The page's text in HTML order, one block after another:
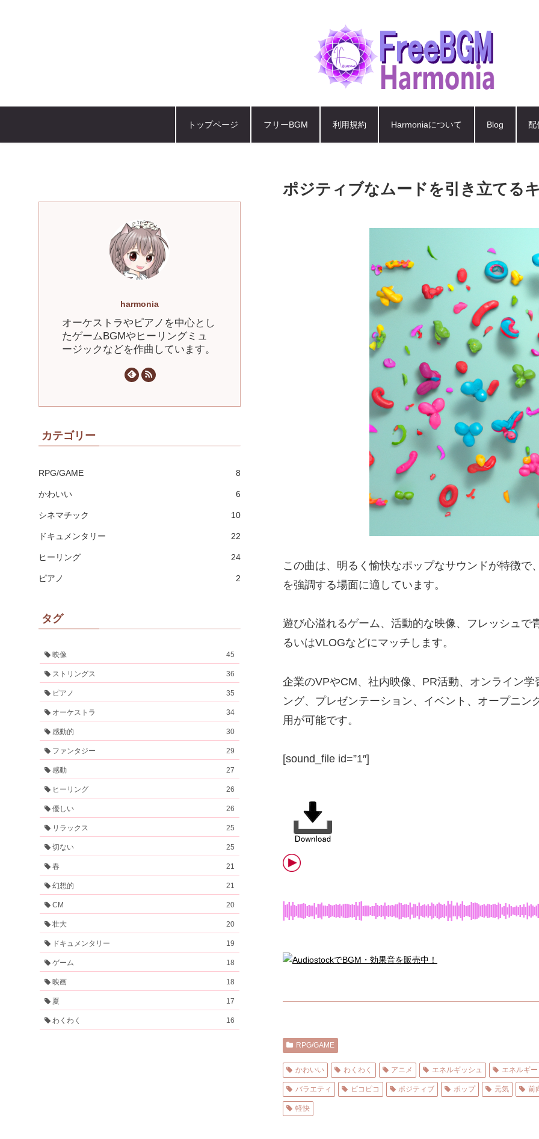
トップページ フリーBGM 利用規約 Harmoniaについて Blog 配
ポジティブなムードを引き立てる
この曲は、明るく愉快なポップなサウンドが特徴
を強調する場面に適しています。
遊び心溢れるゲーム、活動的な映像、フレッシュで
るいはVLOGなどにマッチします。
企業のVPやCM、社内映像、PR活動、オンライン
ング、プレゼンテーション、イベント、オープニン
用が可能です。
[sound_file id=”1″]
RPG/GAME
かわいい わくわく アニメ エネルギッシュ エネルギー
バラエティ ピコピコ ポジティブ ポップ 元気 前
軽快
harmonia
オーケストラやピアノを中心とし
たゲームBGMやヒーリングミュ
ージックなどを作曲しています。
カテゴリー
RPG/GAME 8
かわいい 6
シネマチック 10
ドキュメンタリー 22
ヒーリング 24
ピアノ 2
タグ
映像 45
ストリングス 36
ピアノ 35
オーケストラ 34
感動的 30
ファンタジー 29
感動 27
ヒーリング 26
優しい 26
リラックス 25
切ない 25
春 21
幻想的 21
CM 20
壮大 20
ドキュメンタリー 19
ゲーム 18
映画 18
夏 17
わくわく 16